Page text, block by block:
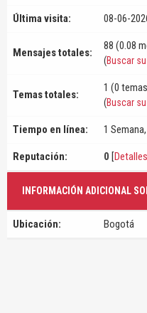
Última visita: 08-06-
Mensajes totales:
88 (0.08
(Buscar
Temas totales:
1 (0
(Buscar
Tiempo en línea: 1
Reputación: 0 [Detalles
INFORMACIÓN ADICIONAL
Ubicación: Bogotá